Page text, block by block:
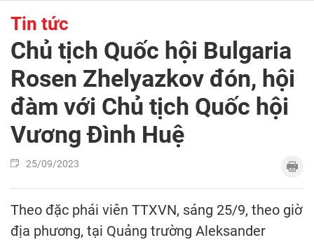
Tin tức
Chủ tịch Quốc hội Bulgaria
Rosen Zhelyazkov đón, hội
đàm với Chủ tịch Quốc hội
Vương Đình Huệ
25/09/2023
Theo đặc phái viên TTXVN, sáng 25/9, theo giờ
địa phương, tại Quảng trường Aleksander